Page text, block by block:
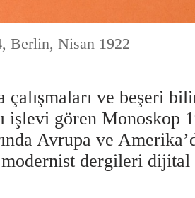
Berlin, Nisan 1922
çalışmaları ve beşeri
işlevi gören Monoskop
Avrupa ve
dergileri dijital